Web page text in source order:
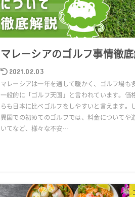
マレーシアのゴルフ事情徹
2021.02.03
マレーシアは一年を通して暖かく、ゴルフ場も
一般的に「ゴルフ天国」と言われています。価
らも日本に比べゴルフをしやすいと言えます。
異国での初めてのゴルフでは、料金についてや
いてなど、様々な不安…